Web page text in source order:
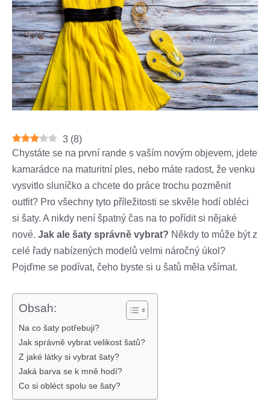
3 (8)
Chystáte se na první rande s vaším novým objevem, jdete
kamarádce na maturitní ples, nebo máte radost, že venku
vysvitlo sluníčko a chcete do práce trochu pozměnit
outfit? Pro všechny tyto příležitosti se skvěle hodí obléci
si šaty. A nikdy není špatný čas na to pořídit si nějaké
nové. Jak ale šaty správně vybrat? Někdy to může být z
celé řady nabízených modelů velmi náročný úkol?
Pojďme se podívat, čeho byste si u šatů měla všímat.
Obsah:
Na co šaty potřebuji?
Jak správně vybrat velikost šatů?
Z jaké látky si vybrat šaty?
Jaká barva se k mně hodí?
Co si obléct spolu se šaty?